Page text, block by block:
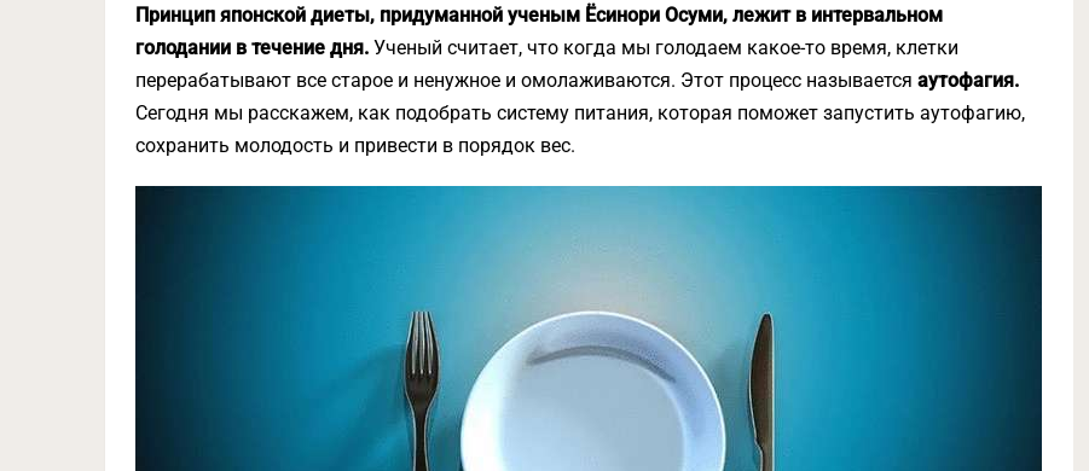
Принцип японской диеты, придуманной ученым Ёсинори Осуми, лежит в интервальном
голодании в течение дня. Ученый считает, что когда мы голодаем какое-то время, клетки
перерабатывают все старое и ненужное и омолаживаются. Этот процесс называется аутофагия.
Сегодня мы расскажем, как подобрать систему питания, которая поможет запустить аутофагию,
сохранить молодость и привести в порядок вес.